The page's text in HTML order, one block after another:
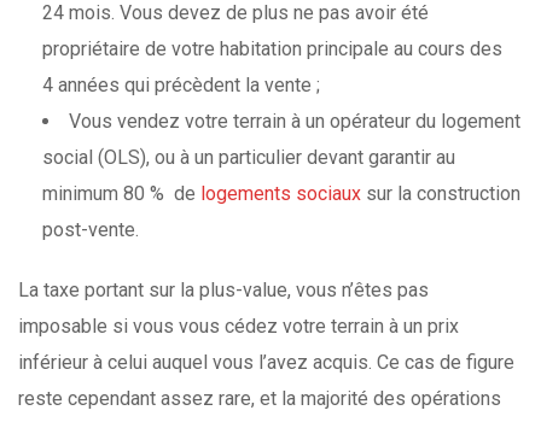
24 mois. Vous devez de plus ne pas avoir été
propriétaire de votre habitation principale au cours des
4 années qui précèdent la vente ;
Vous vendez votre terrain à un opérateur du logement
social (OLS), ou à un particulier devant garantir au
minimum 80 % de logements sociaux sur la construction
post-vente.
La taxe portant sur la plus-value, vous n’êtes pas
imposable si vous vous cédez votre terrain à un prix
inférieur à celui auquel vous l’avez acquis. Ce cas de figure
reste cependant assez rare, et la majorité des opérations